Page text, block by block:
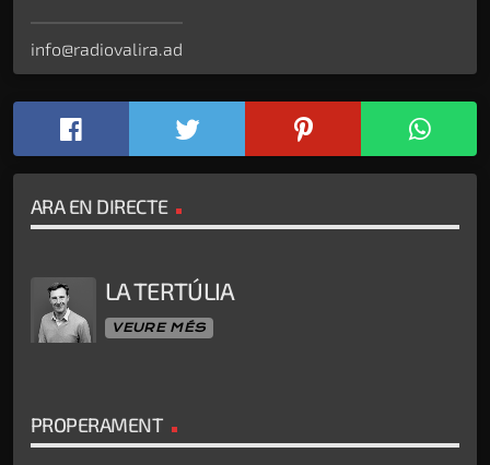
info@radiovalira.ad
ARA EN DIRECTE
LA TERTÚLIA
VEURE MÉS
PROPERAMENT